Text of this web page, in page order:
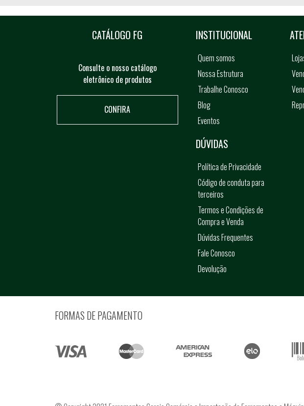
CATÁLOGO FG
Consulte o nosso catálogo
eletrônico de produtos
CONFIRA
INSTITUCIONAL
Quem somos
Nossa Estrutura
Trabalhe Conosco
Blog
Eventos
DÚVIDAS
Política de Privacidade
Código de conduta para
terceiros
Termos e Condições de
Compra e Venda
Dúvidas Frequentes
Fale Conosco
Devolução
FORMAS DE PAGAMENTO